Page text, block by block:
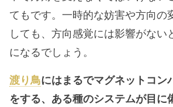
てもです。一時的な妨害や方向の
しても、方向感覚には影響がない
になるでしょう。
渡り鳥にはまるでマグネットコン
をする、ある種のシステムが目に